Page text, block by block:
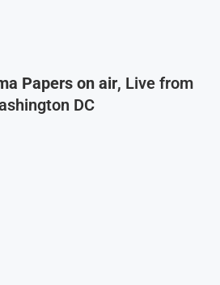
Papers on air, Live from
DC